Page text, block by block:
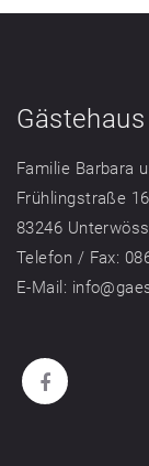
Gästehaus
Familie Barbara
Frühlingstraße 16
83246
Telefon / Fax:
E-Mail: